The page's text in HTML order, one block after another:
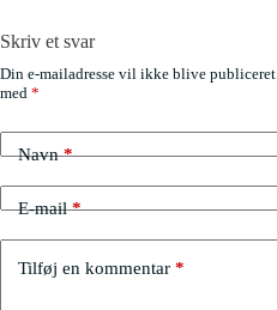
Skriv et svar
Din e-mailadresse vil ikke blive publiceret.
med *
Navn*
E-mail*
Tilføj en kommentar *